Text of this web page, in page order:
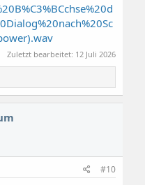
Zuletzt bearbeitet: 12 Juli 2026
#10